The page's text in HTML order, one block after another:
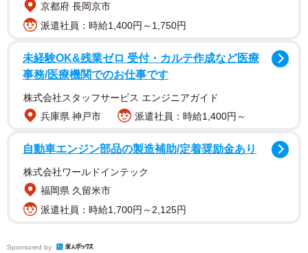
るうさんにお話を聞いた。
――このカニを飼われた経緯を。
した。当時は、まだプリンカップに入るくらい小さめのサ
るう：初めてです。繁殖させるつもりもなかったので、か
なりびっくりしました。カニが無精卵を産むことはたまに
京都府 長岡京市
派遣社員：時給1,400円～1,750円
未経験OK&残業ゼロ 受付・カルテ作成など医療
事務/医療機関でのお仕事です
株式会社スタッフサービス エンジニアガイド
兵庫県 神戸市
派遣社員：時給1,400円～
自動車エンジン部品の製造補助/定着奨励金あり
株式会社ワールドインテック
福岡県 久留米市
派遣社員：時給1,700円～2,125円
Sponsored by